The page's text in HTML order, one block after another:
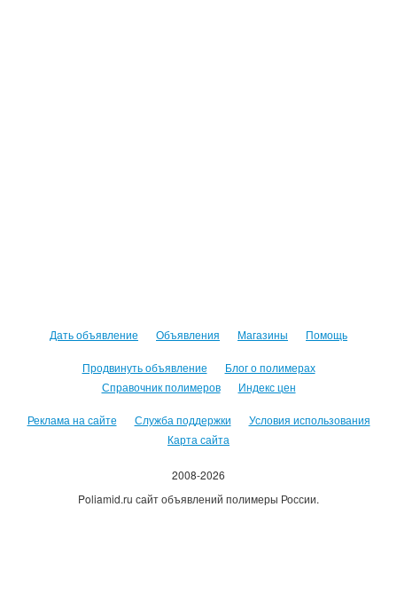
Дать объявление Объявления Магазины Помощь
Продвинуть объявление
Блог о полимерах
Справочник полимеров
Индекс цен
Реклама на сайте Служба поддержки
Условия использования
Карта сайта
2008-2026
Poliamid.ru сайт объявлений полимеры России.